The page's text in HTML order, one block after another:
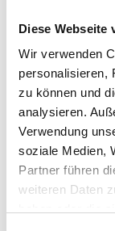
Diese Webseite
Wir verwenden
personalisieren,
zu können und
analysieren.
Verwendung
soziale Medien,
Partner führen
weiteren Daten
der hohen
Parallel dazu
durch den
ersetzt oder